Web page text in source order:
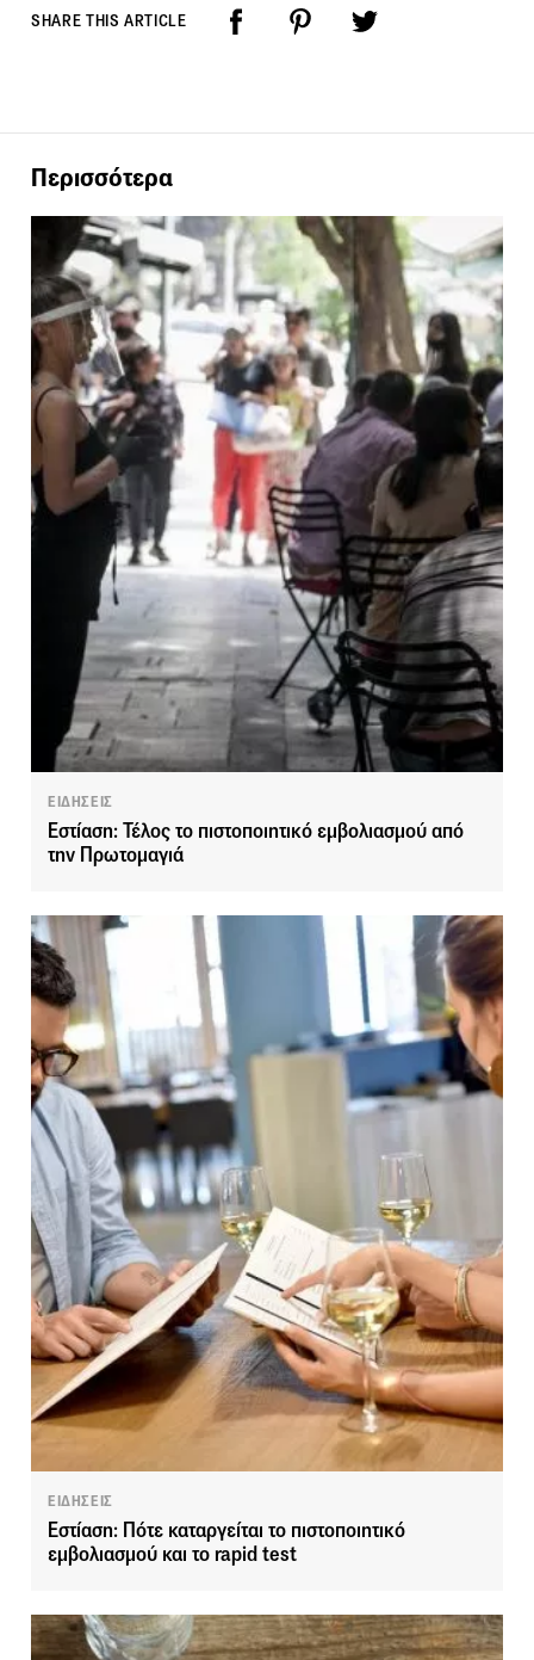
SHARE THIS ARTICLE
Περισσότερα
ΕΙΔΗΣΕΙΣ
Εστίαση: Τέλος το πιστοποιητικό εμβολιασμού από
την Πρωτομαγιά
ΕΙΔΗΣΕΙΣ
Εστίαση: Πότε καταργείται το πιστοποιητικό
εμβολιασμού και το rapid test